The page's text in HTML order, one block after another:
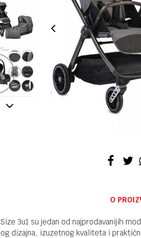
O
3u1 su jedan od najprodavanijih
dizajna, izuzetnog kvaliteta i